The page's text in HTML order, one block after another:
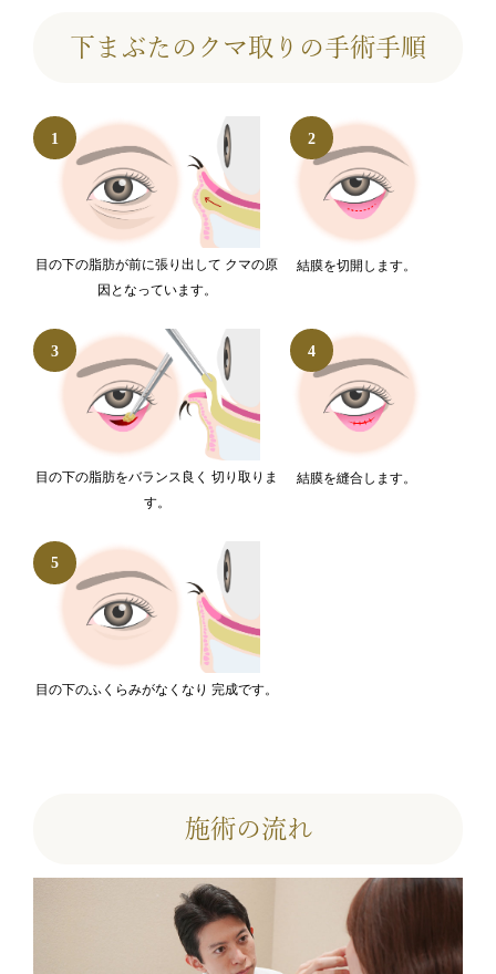
下まぶたのクマ取りの手術手順
目の下の脂肪が前に張り出して クマの原
因となっています。
結膜を切開します。
目の下の脂肪をバランス良く 切り取りま
す。
結膜を縫合します。
目の下のふくらみがなくなり 完成です。
施術の流れ